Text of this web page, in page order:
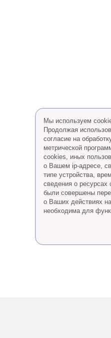
Мы используем
Продолжая
согласие на
метрической
cookies, иных
о Вашем ip-адресе,
типе устройства,
сведения о ресурсах
были совершены
о Ваших действиях
необходима для
проведения
Eсли Вы согласны,
сайтом, если Вы не